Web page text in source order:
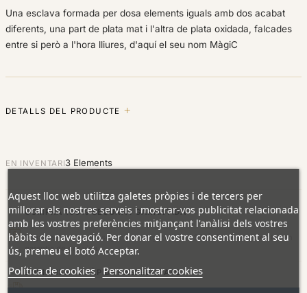
Una esclava formada per dosa elements iguals amb dos acabat
diferents, una part de plata mat i l'altra de plata oxidada, falcades
entre si però a l'hora lliures, d'aquí el seu nom MàgiC
DETALLS DEL PRODUCTE
EN INVENTARI3 Elements
COMPRA 100% SEGURA I GARANTIDA
Pagament totalment segur amb targeta (xifrat SSL). Totes les joies tenen
garantia de per vida.
ENVIAMENTS RÀPIDS I ASSEGURATS
Aquest lloc web utilitza galetes pròpies i de tercers per
millorar els nostres serveis i mostrar-vos publicitat relacionada
amb les vostres preferències mitjançant l'anàlisi dels vostres
hàbits de navegació. Per donar el vostre consentiment al seu
ús, premeu el botó Acceptar.
Política de cookies Personalitzar cookies